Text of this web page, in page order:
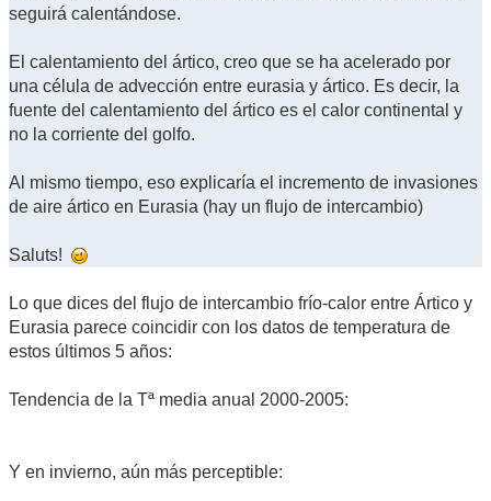
seguirá calentándose.
El calentamiento del ártico, creo que se ha acelerado por
una célula de advección entre eurasia y ártico. Es decir, la
fuente del calentamiento del ártico es el calor continental y
no la corriente del golfo.
Al mismo tiempo, eso explicaría el incremento de invasiones
de aire ártico en Eurasia (hay un flujo de intercambio)
Saluts!
Lo que dices del flujo de intercambio frío-calor entre Ártico y
Eurasia parece coincidir con los datos de temperatura de
estos últimos 5 años:
Tendencia de la Tª media anual 2000-2005:
Y en invierno, aún más perceptible: